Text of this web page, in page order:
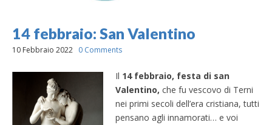
14 febbraio: San Valentino
10 Febbraio 2022 0 Comments
Il 14 febbraio, festa di san
Valentino, che fu vescovo di Terni
nei primi secoli dell’era cristiana, tutti
pensano agli innamorati… e voi